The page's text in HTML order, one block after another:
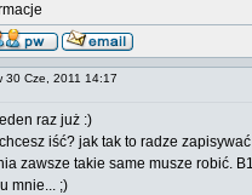
30 Cze, 2011 14:17
raz już :)
iść? jak tak to radze
zawsze takie same musze robić.
mnie... ;)